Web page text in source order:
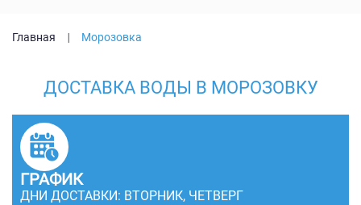
Главная Морозовка
ДОСТАВКА ВОДЫ В МОРОЗОВКУ
ГРАФИК
ДНИ ДОСТАВКИ: ВТОРНИК, ЧЕТВЕРГ